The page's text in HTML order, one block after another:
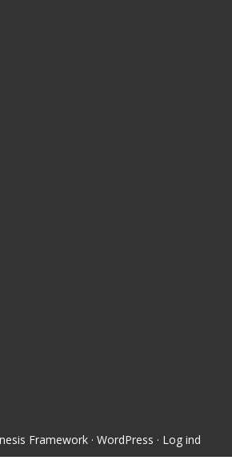
Framework · WordPress · Log ind